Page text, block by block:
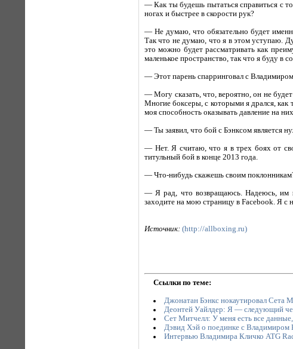
— Как ты будешь пытаться справиться с
ногах и быстрее в скорости рук?
— Не думаю, что обязательно будет
Так что не думаю, что я в этом уступаю.
это можно будет рассматривать как
маленькое пространство, так что я буду в
— Этот парень спарринговал с
— Могу сказать, что, вероятно, он не
Многие боксеры, с которыми я дрался,
моя способность оказывать давление на
— Ты заявил, что бой с Бэнксом является
— Нет. Я считаю, что я в трех боях от
титульный бой в конце 2013 года.
— Что-нибудь скажешь своим
— Я рад, что возвращаюсь. Надеюсь, им
заходите на мою страницу в Facebook. Я
Источник: (http://allboxing.ru)
Ссылки по теме:
Джонатан Бэнкс нокаутировал Сета
Деонтей Уайлдер: Я — следующий
Сет Митчелл: У меня есть все
Дэвид Хэй о поединке с Владимиром
Интервью Владимира Кличко ATG